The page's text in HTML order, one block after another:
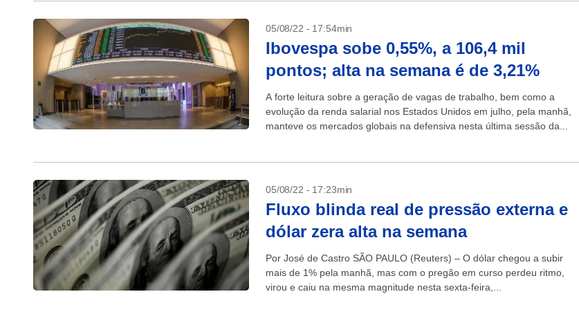
05/08/22 - 17:54min
Ibovespa sobe 0,55%, a 106,4 mil
pontos; alta na semana é de 3,21%
A forte leitura sobre a geração de vagas de trabalho, bem como a
evolução da renda salarial nos Estados Unidos em julho, pela manhã,
manteve os mercados globais na defensiva nesta última sessão da...
05/08/22 - 17:23min
Fluxo blinda real de pressão externa e
dólar zera alta na semana
Por José de Castro SÃO PAULO (Reuters) – O dólar chegou a subir
mais de 1% pela manhã, mas com o pregão em curso perdeu ritmo,
virou e caiu na mesma magnitude nesta sexta-feira,...